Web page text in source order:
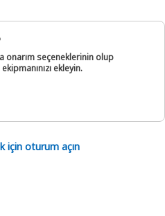
onarım seçeneklerinin olup
ekleyin.
için oturum açın